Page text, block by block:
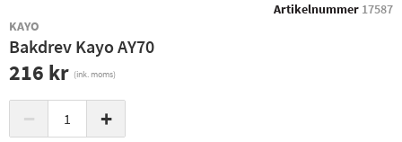
Artikelnummer 17587
KAYO
Bakdrev Kayo AY70
216 kr (ink. moms)
− +